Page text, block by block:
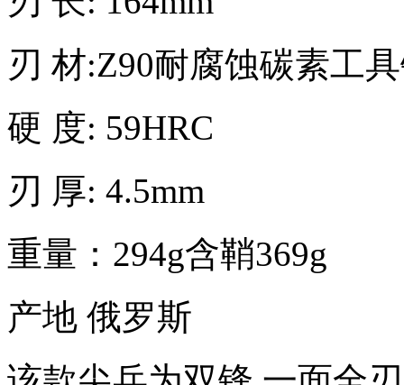
刃 材:Z90耐腐蚀碳素工
硬 度: 59HRC
刃 厚: 4.5mm
重量：294g含鞘369g
产地 俄罗斯